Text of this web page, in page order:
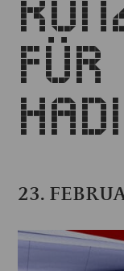
FÜR
23.